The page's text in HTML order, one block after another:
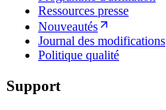
Ressources presse
Nouveautés
Journal des modifications
Politique qualité
Support